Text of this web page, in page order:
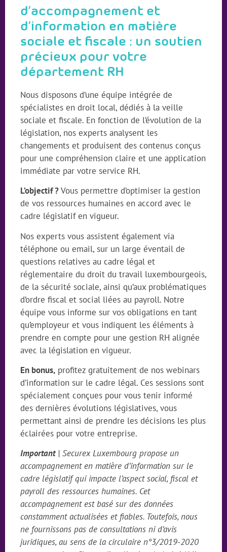
d’accompagnement et
d’information en matière
sociale et fiscale : un soutien
précieux pour votre
département RH
Nous disposons d’une équipe intégrée de
spécialistes en droit local, dédiés à la veille
sociale et fiscale. En fonction de l’évolution de la
législation, nos experts analysent les
changements et produisent des contenus conçus
pour une compréhension claire et une application
immédiate par votre service RH.
L’objectif ?Vous permettre d’optimiser la gestion
de vos ressources humaines en accord avec le
cadre législatif en vigueur.
Nos experts vous assistent également via
téléphone ou email, sur un large éventail de
questions relatives au cadre légal et
réglementaire du droit du travail luxembourgeois,
de la sécurité sociale, ainsi qu’aux problématiques
d’ordre fiscal et social liées au payroll. Notre
équipe vous informe sur vos obligations en tant
qu’employeur et vous indiquent les éléments à
prendre en compte pour une gestion RH alignée
avec la législation en vigueur.
En bonus, profitez gratuitement de nos webinars
d’information sur le cadre légal. Ces sessions sont
spécialement conçues pour vous tenir informé
des dernières évolutions législatives, vous
permettant ainsi de prendre les décisions les plus
éclairées pour votre entreprise.
Important| Securex Luxembourg propose un
accompagnement en matière d’information sur le
cadre législatif qui impacte l’aspect social, fiscal et
payroll des ressources humaines. Cet
accompagnement est basé sur des données
constamment actualisées et fiables. Toutefois, nous
ne fournissons pas de consultations ni d’avis
juridiques, au sens de la circulaire n°3/2019-2020